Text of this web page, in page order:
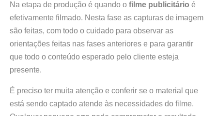
Na etapa de produção é quando o filme publicitário é
efetivamente filmado. Nesta fase as capturas de imagem
são feitas, com todo o cuidado para observar as
orientações feitas nas fases anteriores e para garantir
que todo o conteúdo esperado pelo cliente esteja
presente.
É preciso ter muita atenção e conferir se o material que
está sendo captado atende às necessidades do filme.